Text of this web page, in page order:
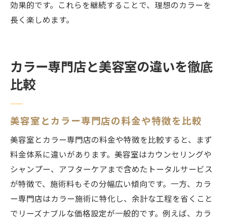
効果的です。これらを継続することで、理想のカラーを
長く楽しめます。
カラー専門店と美容室の違いを徹底
比較
美容室とカラー専門店の料金や特徴を比較
美容室とカラー専門店の料金や特徴を比較すると、まず
料金体系に違いがあります。美容室はカウンセリングや
シャンプー、アフターケアまで含めたトータルサービス
が特徴で、施術料もその分幅広い傾向です。一方、カラ
ー専門店はカラー施術に特化し、余計な工程を省くこと
でリーズナブルな価格設定が一般的です。例えば、カラ